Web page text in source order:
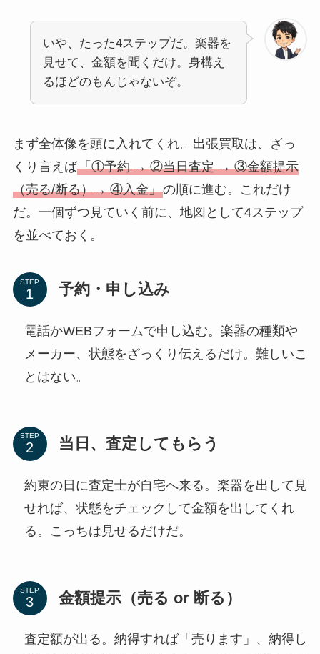
いや、たった4ステップだ。楽器を
見せて、金額を聞くだけ。身構え
るほどのもんじゃないぞ。
まず全体像を頭に入れてくれ。出張買取は、ざっ
くり言えば「①予約 → ②当日査定 → ③金額提示
（売る/断る）→ ④入金」の順に進む。これだけ
だ。一個ずつ見ていく前に、地図として4ステップ
を並べておく。
STEP 予約・申し込み
電話かWEBフォームで申し込む。楽器の種類や
メーカー、状態をざっくり伝えるだけ。難しいこ
とはない。
STEP 当日、査定してもらう
約束の日に査定士が自宅へ来る。楽器を出して見
せれば、状態をチェックして金額を出してくれ
る。こっちは見せるだけだ。
STEP 金額提示（売る or 断る）
査定額が出る。納得すれば「売ります」、納得し